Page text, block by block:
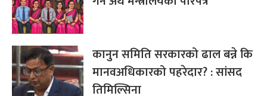
कानुन समिति सरकारको ढाल बन्ने कि
मानवअधिकारको पहरेदार? : सांसद
तिमिल्सिना